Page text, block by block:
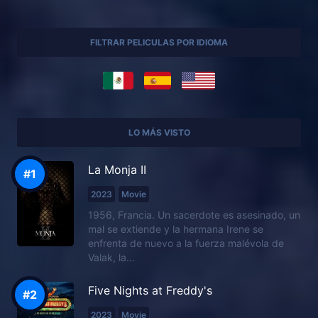
FILTRAR PELICULAS POR IDIOMA
LO MÁS VISTO
La Monja II
2023 Movie
1956, Francia. Un sacerdote es asesinado, un
mal se extiende y la hermana Irene se
enfrenta de nuevo a la fuerza malévola de
Valak, la...
Five Nights at Freddy's
2023 Movie